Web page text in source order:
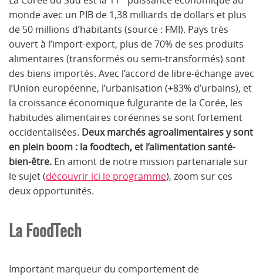
monde avec un PIB de 1,38 milliards de dollars et plus
de 50 millions d’habitants (source : FMI). Pays très
ouvert à l’import-export, plus de 70% de ses produits
alimentaires (transformés ou semi-transformés) sont
des biens importés. Avec l’accord de libre-échange avec
l’Union européenne, l’urbanisation (+83% d’urbains), et
la croissance économique fulgurante de la Corée, les
habitudes alimentaires coréennes se sont fortement
occidentalisées. Deux marchés agroalimentaires y sont
en plein boom : la foodtech, et l’alimentation santé-
bien-être. En amont de notre mission partenariale sur
le sujet (découvrir ici le programme), zoom sur ces
deux opportunités.
La FoodTech
Important marqueur du comportement de